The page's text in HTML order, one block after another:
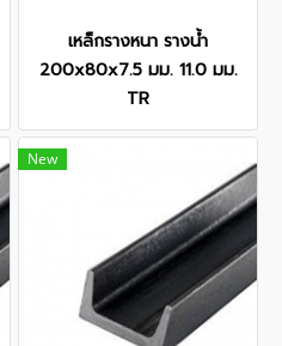
เหล็กรางหนา รางน้ำ
200x80x7.5 มม. 11.0 มม.
TR
New